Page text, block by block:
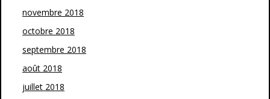
novembre 2018
octobre 2018
septembre 2018
août 2018
juillet 2018